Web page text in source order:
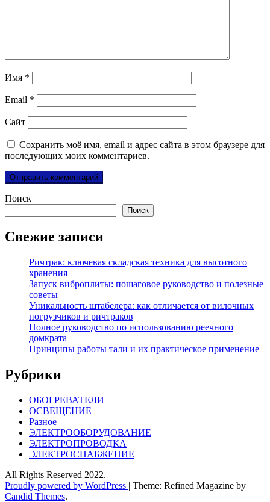
Имя *
Email *
Сайт
Сохранить моё имя, email и адрес сайта в этом браузере для
последующих моих комментариев.
Поиск
Поиск
Свежие записи
Ричтрак: ключевая складская техника для высотного
хранения
Запуск виброплиты: пошаговое руководство и полезные
советы
Уникальность штабелера: как отличается от вилочных
погрузчиков и ричтраков
Полное руководство по использованию реечного
домкрата
Принципы работы тали и их практическое применение
Рубрики
ОБОГРЕВАТЕЛИ
ОСВЕЩЕНИЕ
Разное
ЭЛЕКТРООБОРУДОВАНИЕ
ЭЛЕКТРОПРОВОДКА
ЭЛЕКТРОСНАБЖЕНИЕ
All Rights Reserved 2022.
Proudly powered by WordPress | Theme: Refined Magazine by
Candid Themes.